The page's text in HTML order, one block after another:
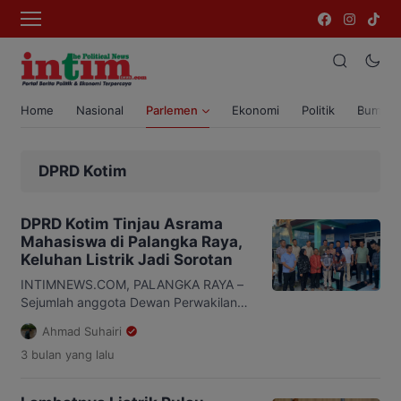
Home Nasional Parlemen Ekonomi Politik Bumi
DPRD Kotim
DPRD Kotim Tinjau Asrama
Mahasiswa di Palangka Raya,
Keluhan Listrik Jadi Sorotan
INTIMNEWS.COM, PALANGKA RAYA –
Sejumlah anggota Dewan Perwakilan
Rakyat Daerah (DPRD) Kabupaten
Kotawaringin Timur (Kotim)
mengunjungi Asrama 2 Putra
Ahmad Suhairi
3 bulan yang lalu